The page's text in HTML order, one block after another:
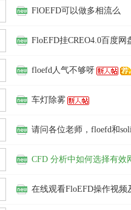
FlOEFD可以做多相流么
FloEFD挂CREO4.0百度网
floefd人气不够呀
车灯除雾
请问各位老师，floefd和
CFD 分析中如何选择有效
在线观看FloEFD操作视频